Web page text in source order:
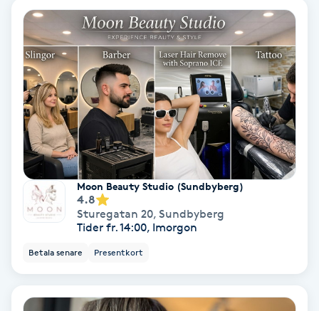
Medium
Megavolymfransar
Melasma
Mesoterapi
MicroPen
Microshading
Mixfransar
Nagelförlängning
Moon Beauty Studio (Sundbyberg)
4.8
Sturegatan 20, Sundbyberg
Tider fr. 14:00, Imorgon
Betala senare Presentkort